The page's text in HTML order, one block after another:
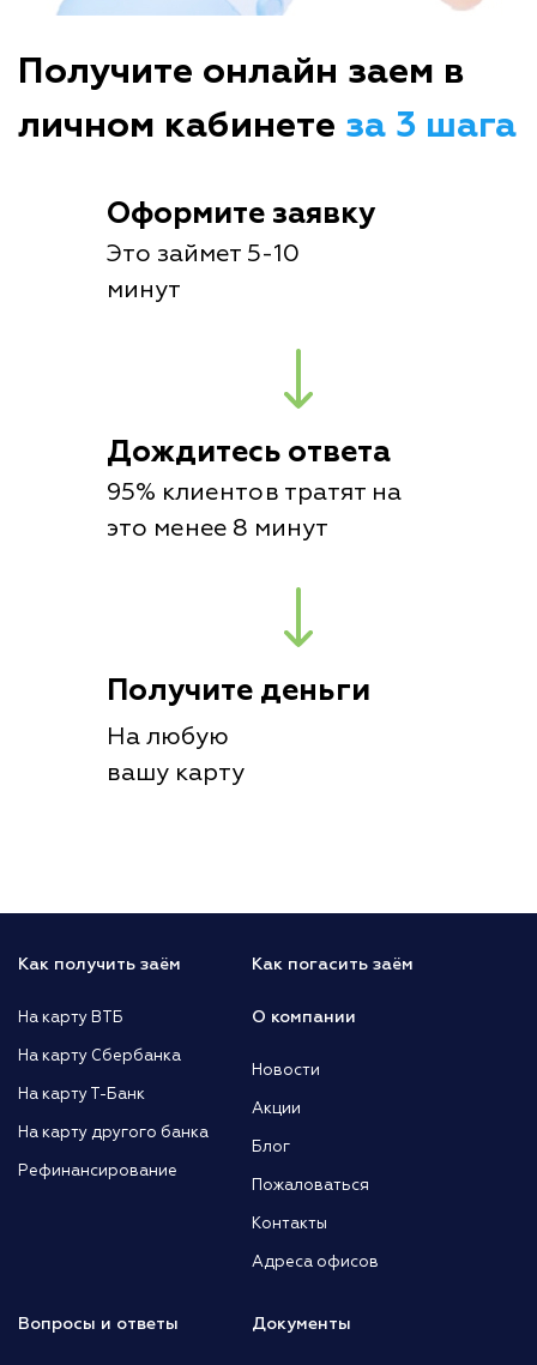
Получите онлайн заем в
личном кабинете за 3 шага
Оформите заявку
Это займет 5-10
минут
Дождитесь ответа
95% клиентов тратят на
это менее 8 минут
Получите деньги
На любую
вашу карту
Как получить заём
На карту ВТБ
На карту Сбербанка
На карту Т-Банк
На карту другого банка
Рефинансирование
Как погасить заём
О компании
Новости
Акции
Блог
Пожаловаться
Контакты
Адреса офисов
Вопросы и ответы Документы